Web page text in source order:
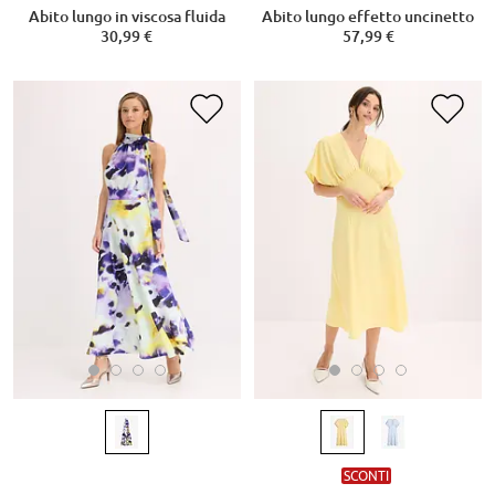
Abito lungo in viscosa fluida
30,99 €
Abito lungo effetto uncinetto
57,99 €
SCONTI